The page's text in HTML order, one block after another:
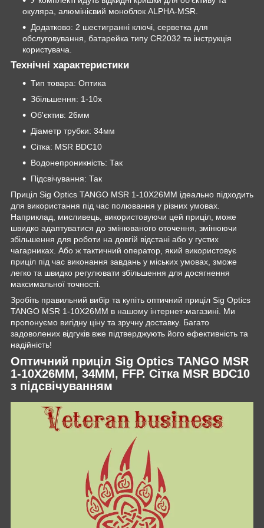
окуляра, алюмінієвий моноблок ALPHA-MSR.
Додатково: 2 шестигранні ключі, серветка для
обслуговування, батарейка типу CR2032 та інструкція
користувача.
Технічні характеристики
Тип товара: Оптика
Збільшення: 1-10x
Об'єктив: 26мм
Діаметр трубки: 34мм
Сітка: MSR BDC10
Водонепроникність: Так
Підсвічування: Так
Приціл Sig Optics TANGO MSR 1-10X26MM ідеально підходить
для використання під час полювання у різних умовах.
Наприклад, мисливець, використовуючи цей приціл, може
швидко адаптуватися до змінюваного оточення, змінюючи
збільшення для роботи на довгій відстані або у густих
чагарниках. Або ж тактичний оператор, який використовує
приціл під час виконання завдань у міських умовах, зможе
легко та швидко регулювати збільшення для досягнення
максимальної точності.
Зробіть правильний вибір та купіть оптичний приціл Sig Optics
TANGO MSR 1-10X26MM в нашому інтернет-магазині. Ми
пропонуємо вигідну ціну та зручну доставку. Багато
задоволених відгуків вже підтверджують його ефективність та
надійність!
Оптичний приціл Sig Optics TANGO MSR
1-10X26MM, 34MM, FFP. Сітка MSR BDC10
з підсвічуванням